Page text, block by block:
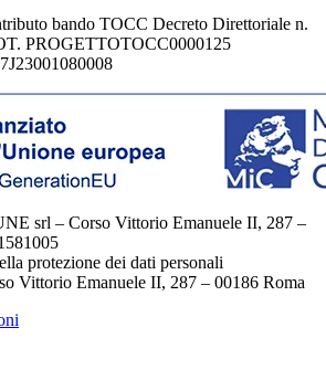
bando TOCC Decreto Direttoriale n.
PROGETTOTOCC0000125
srl – Corso Vittorio Emanuele II, 287 –
protezione dei dati personali
Vittorio Emanuele II, 287 – 00186 Roma